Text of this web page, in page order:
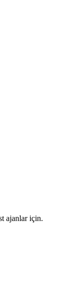
ajanlar için.